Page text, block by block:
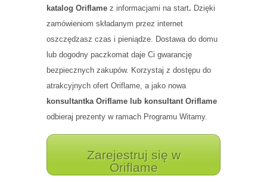
katalog Oriflame z informacjami na start. Dzięki
zamówieniom składanym przez internet
oszczędzasz czas i pieniądze. Dostawa do domu
lub dogodny paczkomat daje Ci gwarancję
bezpiecznych zakupów. Korzystaj z dostępu do
atrakcyjnych ofert Oriflame, a jako nowa
konsultantka Oriflame lub konsultant Oriflame
odbieraj prezenty w ramach Programu Witamy.
Zarejestruj się w
Oriflame